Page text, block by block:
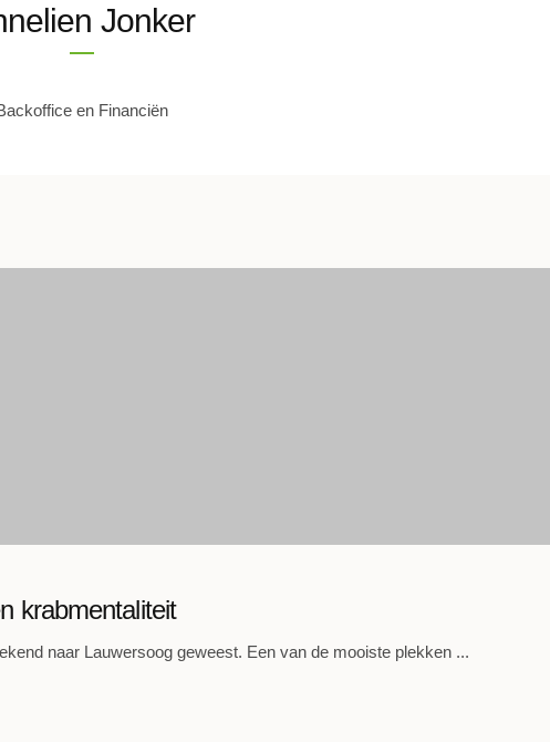
Jonker
en Financiën
krabmentaliteit
naar Lauwersoog geweest. Een van de mooiste plekken ...